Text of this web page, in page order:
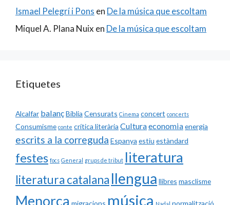
Ismael Pelegrí i Pons en De la música que escoltam
Miquel A. Plana Nuix en De la música que escoltam
Etiquetes
Alcalfar balançBiblia Censurats Cinema concert concerts
Consumisme conte crítica literària Culturaeconomiaenergia
escrits a la correguda Espanya estiu estàndard
festes focs General grups de tribut literatura
literatura catalana llengua llibres masclisme
Menorca migracions música Nadal normalització